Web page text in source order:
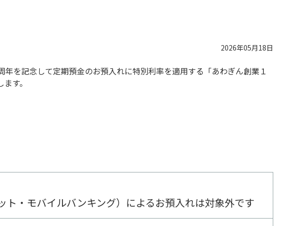
2026年05月18日
を記念して定期預金のお預入れに特別利率を適用する「あわぎん創業１
す。
・モバイルバンキング）によるお預入れは対象外です